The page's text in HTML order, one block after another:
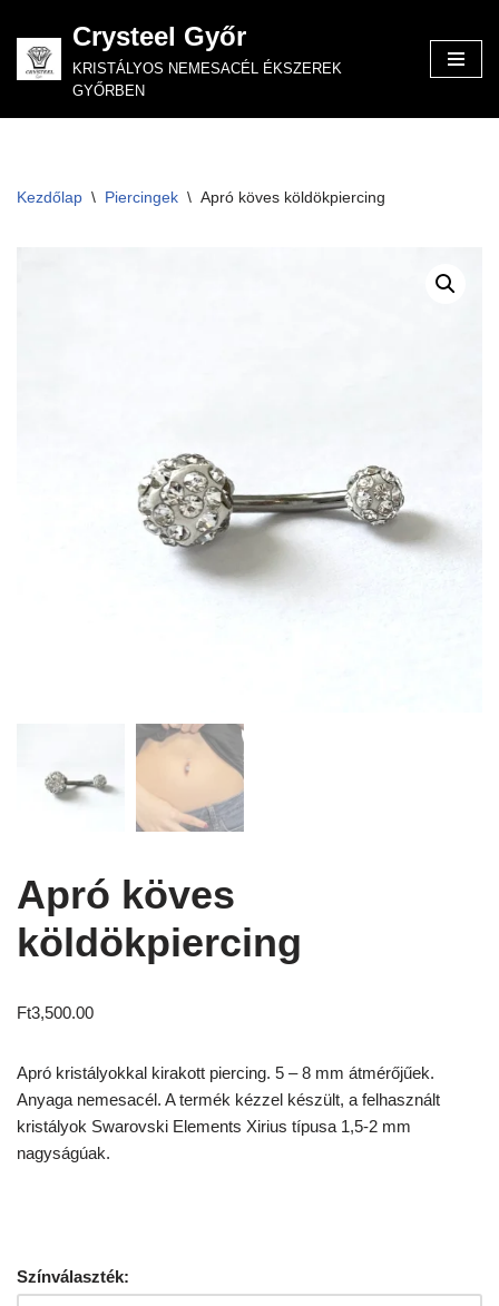
Skip
to
Crysteel Győr
KRISTÁLYOS NEMESACÉL ÉKSZEREK
GYŐRBEN
Kezdőlap \ Piercingek \ Apró köves köldökpiercing
Apró köves
köldökpiercing
Ft3,500.00
Apró kristályokkal kirakott piercing. 5 – 8 mm átmérőjűek.
Anyaga nemesacél. A termék kézzel készült, a felhasznált
kristályok Swarovski Elements Xirius típusa 1,5-2 mm
nagyságúak.
Színválaszték: